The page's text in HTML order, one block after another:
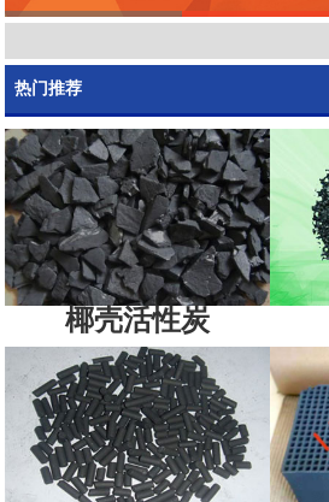
热门推荐
椰壳活性炭